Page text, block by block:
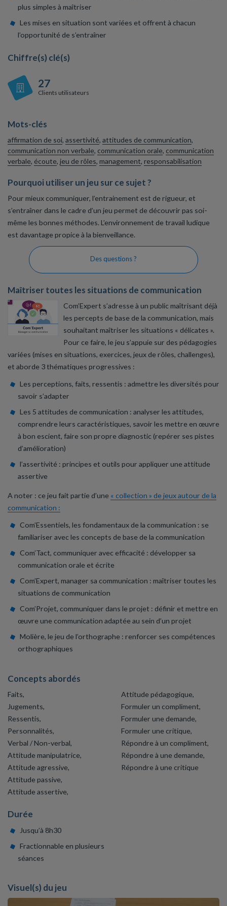
plus simples à maîtriser
Les mises en situation sont variées et offrent à chacun
l’opportunité de s’entraîner
Chiffre(s) clé(s)
27
Clients utilisateurs
Mots-clés
affirmation de soi, assertivité, attitudes de communication,
communication non verbale, communication orale, communication
verbale, écoute, jeu de rôles, management, responsabilisation
Pourquoi utiliser un jeu sur ce sujet ?
Pour mieux communiquer, l’entrainement est de rigueur, et
s’entraîner dans le cadre d’un jeu permet de découvrir pas soi-
même les bonnes méthodes. L’environnement de travail ludique
est davantage propice à la bienveillance.
Des questions ?
Maîtriser toutes les situations de communication
Com’Expert s’adresse à un public maîtrisant déjà
les percepts de base de la communication, mais
souhaitant maîtriser les situations « délicates ».
Pour ce faire, le jeu s’appuie sur des pédagogies
variées (mises en situations, exercices, jeux de rôles, challenges),
et aborde 3 thématiques progressives :
Les perceptions, faits, ressentis : admettre les diversités pour
savoir s’adapter
Les 5 attitudes de communication : analyser les attitudes,
comprendre leurs caractéristiques, savoir les mettre en œuvre
à bon escient, faire son propre diagnostic (repérer ses pistes
d’amélioration)
l’assertivité : principes et outils pour appliquer une attitude
assertive
A noter : ce jeu fait partie d’une « collection » de jeux autour de la
communication :
Com’Essentiels, les fondamentaux de la communication : se
familiariser avec les concepts de base de la communication
Com’Tact, communiquer avec efficacité : développer sa
communication orale et écrite
Com’Expert, manager sa communication : maîtriser toutes les
situations de communication
Com’Projet, communiquer dans le projet : définir et mettre en
œuvre une communication adaptée au sein d’un projet
Molière, le jeu de l’orthographe : renforcer ses compétences
orthographiques
Concepts abordés
Faits,
Jugements,
Ressentis,
Personnalités,
Verbal / Non-verbal,
Attitude manipulatrice,
Attitude agressive,
Attitude passive,
Attitude assertive,
Attitude pédagogique,
Formuler un compliment,
Formuler une demande,
Formuler une critique,
Répondre à un compliment,
Répondre à une demande,
Répondre à une critique
Durée
Jusqu’à 8h30
Fractionnable en plusieurs
séances
Visuel(s) du jeu